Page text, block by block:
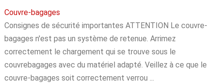
Couvre-bagages
Consignes de sécurité importantes ATTENTION Le couvre-
bagages n'est pas un système de retenue. Arrimez
correctement le chargement qui se trouve sous le
couvrebagages avec du matériel adapté. Veillez à ce que le
couvre-bagages soit correctement verrou ...